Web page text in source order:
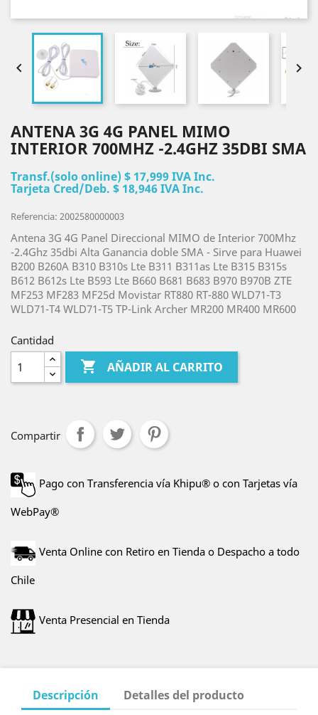
 
ANTENA 3G 4G PANEL MIMO
INTERIOR 700MHZ -2.4GHZ 35DBI SMA
Transf.(solo online) $ 17,999 IVA Inc.
Tarjeta Cred/Deb. $ 18,946 IVA Inc.
Referencia: 2002580000003
Antena 3G 4G Panel Direccional MIMO de Interior 700Mhz
-2.4Ghz 35dbi Alta Ganancia doble SMA - Sirve para Huawei
B200 B260A B310 B310s Lte B311 B311as Lte B315 B315s
B612 B612s Lte B593 Lte B660 B681 B683 B970 B970B ZTE
MF253 MF283 MF25d Movistar RT880 RT-880 WLD71-T3
WLD71-T4 WLD71-T5 TP-Link Archer MR200 MR400 MR600
Cantidad
 AÑADIR AL CARRITO
Compartir
Pago con Transferencia vía Khipu® o con Tarjetas vía
WebPay®
Venta Online con Retiro en Tienda o Despacho a todo
Chile
Venta Presencial en Tienda
Descripción Detalles del producto